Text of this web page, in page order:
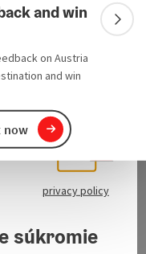
and win
on Austria
and win
now
privacy policy
súkromie